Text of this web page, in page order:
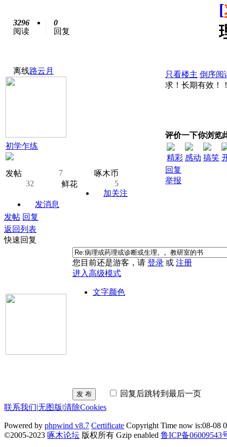
3296
阅读
0
回复
[
离线路云月
初学乍练
发帖 7
啄木币
32
鲜花
5
加关注
发消息
只看楼主 倒序阅
求！长期有效！
评价一下你浏览
精彩 感动 搞笑
回复
举报
发帖 回复
返回列表
快速回复
您目前还是游客，请 登录 或 注册
进入高级模式
文字颜色
发 布
回复后跳转到最后一页
联系我们|无图版|清除Cookies
Powered by phpwind v8.7 Certificate Copyright Time now is:08-08
©2005-2023 啄木论坛 版权所有 Gzip enabled 鲁ICP备06009543